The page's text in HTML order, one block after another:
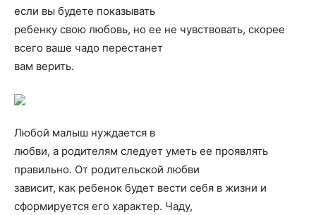
если вы будете показывать
ребенку свою любовь, но ее не чувствовать, скорее
всего ваше чадо перестанет
вам верить.
Любой малыш нуждается в
любви, а родителям следует уметь ее проявлять
правильно. От родительской любви
зависит, как ребенок будет вести себя в жизни и
сформируется его характер. Чаду,